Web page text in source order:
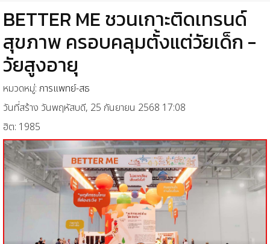
BETTER ME ชวนเกาะติดเทรนด์
สุขภาพ ครอบคลุมตั้งแต่วัยเด็ก -
วัยสูงอายุ
หมวดหมู่: การแพทย์-สธ
วันที่สร้าง วันพฤหัสบดี, 25 กันยายน 2568 17:08
ฮิต: 1985